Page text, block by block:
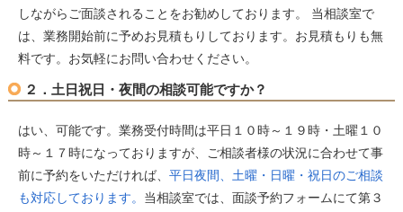
しながらご面談されることをお勧めしております。 当相談室で
は、業務開始前に予めお見積もりしております。お見積もりも無
料です。お気軽にお問い合わせください。
２．土日祝日・夜間の相談可能ですか？
はい、可能です。業務受付時間は平日１０時～１９時・土曜１０
時～１７時になっておりますが、ご相談者様の状況に合わせて事
前に予約をいただければ、 平日夜間、土曜・日曜・祝日のご相談
も対応しております。 当相談室では、面談予約フォームにて第３